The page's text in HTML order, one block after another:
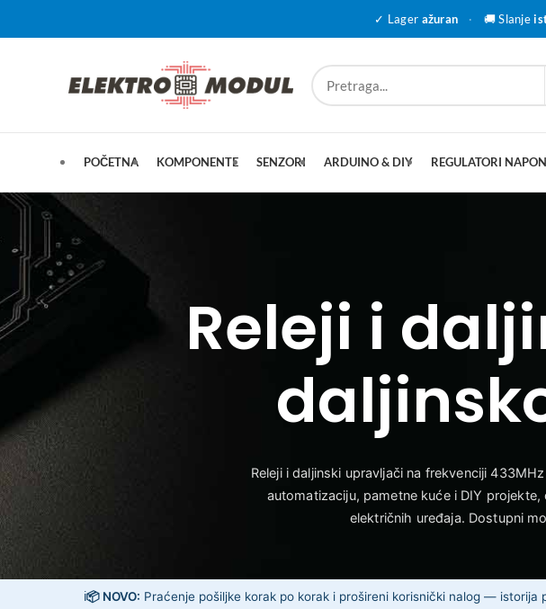
✓ Lager ažuran · 🚚 Slanje
POČETNA KOMPONENTE SENZORI ARDUINO & DIY REGULATORI
Releji i
Releji i daljinski upravljači na frekvenciji
automatizaciju, pametne kuće i DIY
električnih uređaja. Dostupni
ℹ️📦 NOVO: Praćenje pošiljke korak po korak i prošireni korisnički nalog —